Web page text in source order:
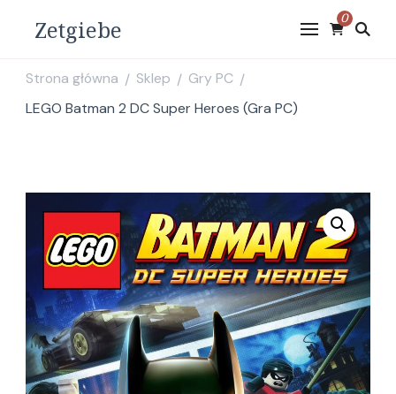
Zetgiebe 0
Strona główna / Sklep / Gry PC /
LEGO Batman 2 DC Super Heroes (Gra PC)